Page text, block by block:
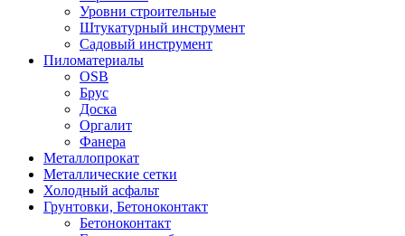
Уровни строительные
Штукатурный инструмент
Садовый инструмент
Пиломатериалы
OSB
Брус
Доска
Оргалит
Фанера
Металлопрокат
Металлические сетки
Холодный асфальт
Грунтовки, Бетоноконтакт
Бетоноконтакт